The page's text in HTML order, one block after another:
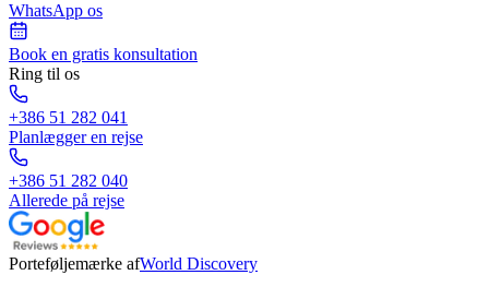
WhatsApp os
Book en gratis konsultation
Ring til os
+386 51 282 041
Planlægger en rejse
+386 51 282 040
Allerede på rejse
Porteføljemærke afWorld Discovery